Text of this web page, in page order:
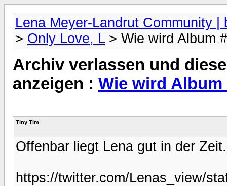
Lena Meyer-Landrut Community |
> Only Love, L> Wie wird Album
Archiv verlassen und
anzeigen : Wie wird Album
Tiny Tim
Offenbar liegt Lena gut in der
https://twitter.com/Lenas_view/